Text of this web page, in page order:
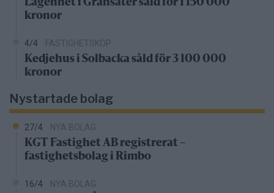
Lägenhet i Gransäter såld för 1 150 000
kronor
4/4 FASTIGHETSKÖP
Kedjehus i Solbacka såld för 3 100 000
kronor
Nystartade bolag
27/4 NYA BOLAG
KGT Fastighet AB registrerat –
fastighetsbolag i Rimbo
16/4 NYA BOLAG